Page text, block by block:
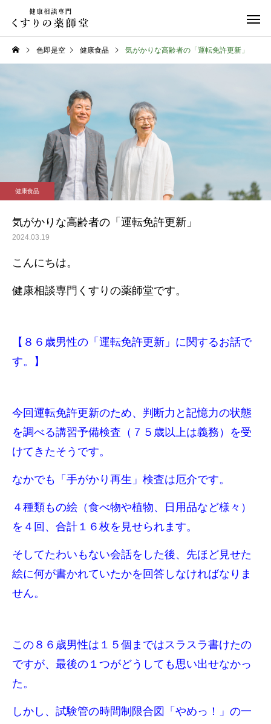
日常のこと
令和８年熊本地震
お盆期間中のご相談に
て
色即是空 健康食品 気がかりな高齢者の「運転免許更新」
健康食品
気がかりな高齢者の「運転免許更新」
2024.03.19
こんにちは。
健康相談専門くすりの薬師堂です。
【８６歳男性の「運転免許更新」に関するお話で
す。】
今回運転免許更新のため、判断力と記憶力の状態
を調べる講習予備検査（７５歳以上は義務）を受
けてきたそうです。
なかでも「手がかり再生」検査は厄介です。
４種類もの絵（食べ物や植物、日用品など様々）
を４回、合計１６枚を見せられます。
そしてたわいもない会話をした後、先ほど見せた
絵に何が書かれていたかを回答しなければなりま
せん。
この８６歳男性は１５個まではスラスラ書けたの
ですが、最後の１つがどうしても思い出せなかっ
た。
しかし、試験管の時間制限合図「やめっ！」の一